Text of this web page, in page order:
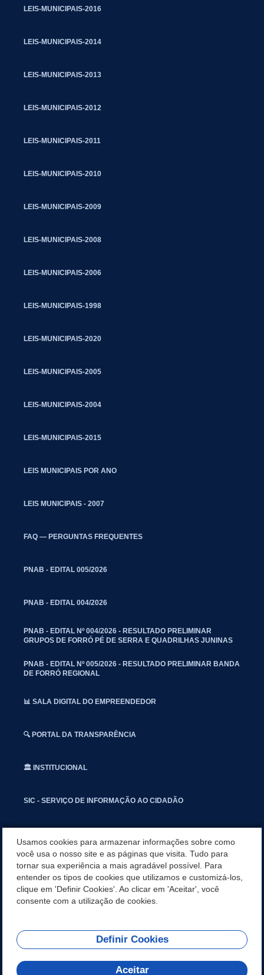
LEIS-MUNICIPAIS-2016
LEIS-MUNICIPAIS-2014
LEIS-MUNICIPAIS-2013
LEIS-MUNICIPAIS-2012
LEIS-MUNICIPAIS-2011
LEIS-MUNICIPAIS-2010
LEIS-MUNICIPAIS-2009
LEIS-MUNICIPAIS-2008
LEIS-MUNICIPAIS-2006
LEIS-MUNICIPAIS-1998
LEIS-MUNICIPAIS-2020
LEIS-MUNICIPAIS-2005
LEIS-MUNICIPAIS-2004
LEIS-MUNICIPAIS-2015
LEIS MUNICIPAIS POR ANO
LEIS MUNICIPAIS - 2007
FAQ — PERGUNTAS FREQUENTES
PNAB - EDITAL 005/2026
PNAB - EDITAL 004/2026
PNAB - EDITAL Nº 004/2026 - RESULTADO PRELIMINAR
GRUPOS DE FORRÓ PÉ DE SERRA E QUADRILHAS JUNINAS
PNAB - EDITAL Nº 005/2026 - RESULTADO PRELIMINAR BANDA
DE FORRÓ REGIONAL
📊 SALA DIGITAL DO EMPREENDEDOR
🔍 PORTAL DA TRANSPARÊNCIA
🏛️ INSTITUCIONAL
SIC - SERVIÇO DE INFORMAÇÃO AO CIDADÃO
INSTAGRAN
📱🩺 SAUDE CONECTADA
REDES SOCIAIS
Usamos cookies para armazenar informações sobre como
você usa o nosso site e as páginas que visita. Tudo para
tornar sua experiência a mais agradável possível. Para
entender os tipos de cookies que utilizamos e customizá-los,
clique em 'Definir Cookies'. Ao clicar em 'Aceitar', você
consente com a utilização de cookies.
Definir Cookies
Aceitar